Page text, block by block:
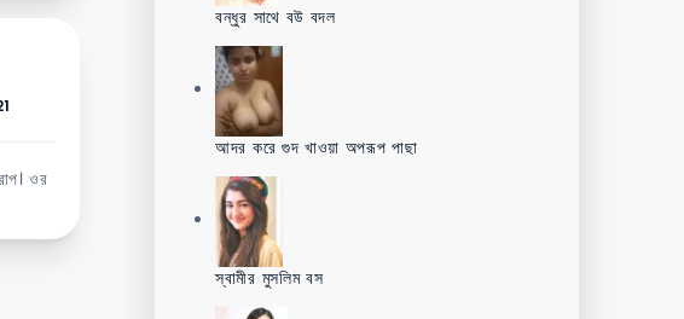
ওর
বন্ধুর সাথে বউ বদল
আদর করে গুদ খাওয়া অপরূপ পাছা
স্বামীর মুসলিম বস